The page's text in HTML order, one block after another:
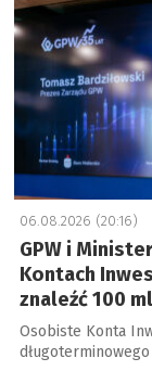
06.08.2026 (20:16)
GPW i
Kontach
znaleźć 100
Osobiste Konta